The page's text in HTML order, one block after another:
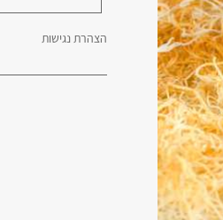
הצהרת נגישות